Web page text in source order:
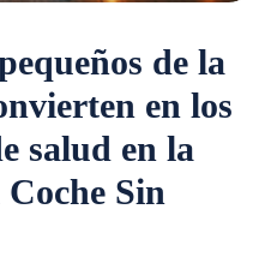
de la
en los
salud en la
Sin